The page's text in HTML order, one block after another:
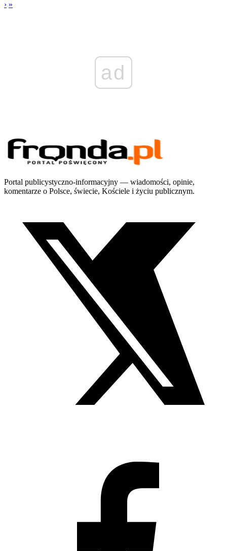
› »
ad
Portal publicystyczno-informacyjny — wiadomości, opinie,
komentarze o Polsce, świecie, Kościele i życiu publicznym.